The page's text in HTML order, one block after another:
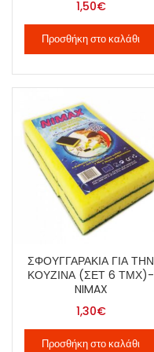
1,50€
Προσθήκη στο καλάθι
ΣΦΟΥΓΓΑΡΆΚΙΑ ΓΙΑ ΤΗΝ
ΚΟΥΖΊΝΑ (ΣΕΤ 6 ΤΜΧ)-
NIMAX
1,30€
Προσθήκη στο καλάθι